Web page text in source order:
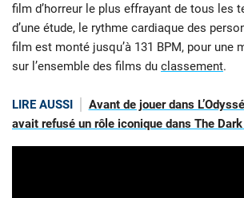
film d’horreur le plus effrayant de tous les
d’une étude, le rythme cardiaque des
film est monté jusqu’à 131 BPM, pour une
sur l’ensemble des films du classement.
LIRE AUSSI
Avant de jouer dans
avait refusé un rôle iconique dans The